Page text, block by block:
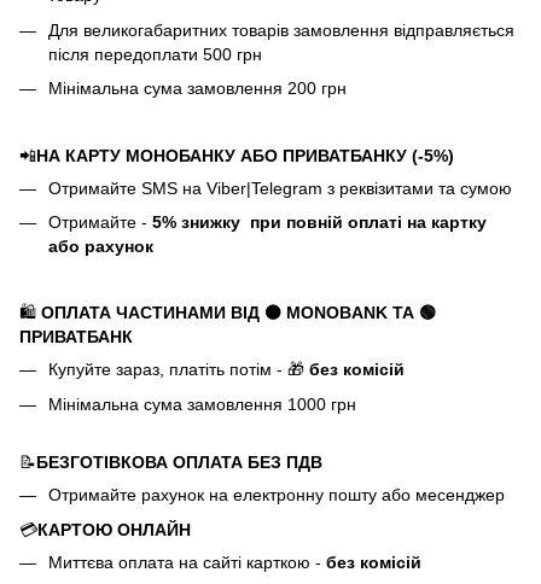
Для великогабаритних товарів замовлення відправляється
після передоплати 500 грн
Мінімальна сума замовлення 200 грн
📲НА КАРТУ МОНОБАНКУ АБО ПРИВАТБАНКУ (-5%)
Отримайте SMS на Viber|Telegram з реквізитами та сумою
Отримайте - 5% знижку при повній оплаті на картку
або рахунок
🛍️ ОПЛАТА ЧАСТИНАМИ ВІД ⚫ MONOBANK ТА 🟢
ПРИВАТБАНК
Купуйте зараз, платіть потім - 🎁 без комісій
Мінімальна сума замовлення 1000 грн
📝БЕЗГОТІВКОВА ОПЛАТА БЕЗ ПДВ
Отримайте рахунок на електронну пошту або месенджер
💳КАРТОЮ ОНЛАЙН
Миттєва оплата на сайті карткою - без комісій